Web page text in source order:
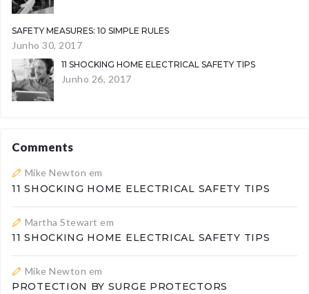
SAFETY MEASURES: 10 SIMPLE RULES
Junho 30, 2017
11 SHOCKING HOME ELECTRICAL SAFETY TIPS
Junho 26, 2017
Comments
Mike Newton em
11 SHOCKING HOME ELECTRICAL SAFETY TIPS
Martha Stewart em
11 SHOCKING HOME ELECTRICAL SAFETY TIPS
Mike Newton em
PROTECTION BY SURGE PROTECTORS